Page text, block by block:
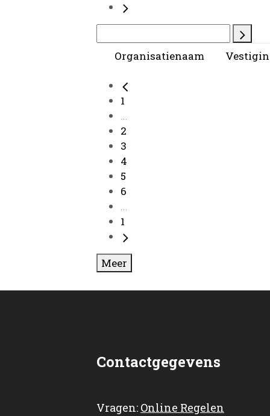
Organisatienaam
1
...
2
3
4
5
6
...
1
Meer
Contactgegevens
Vragen: Online Regelen